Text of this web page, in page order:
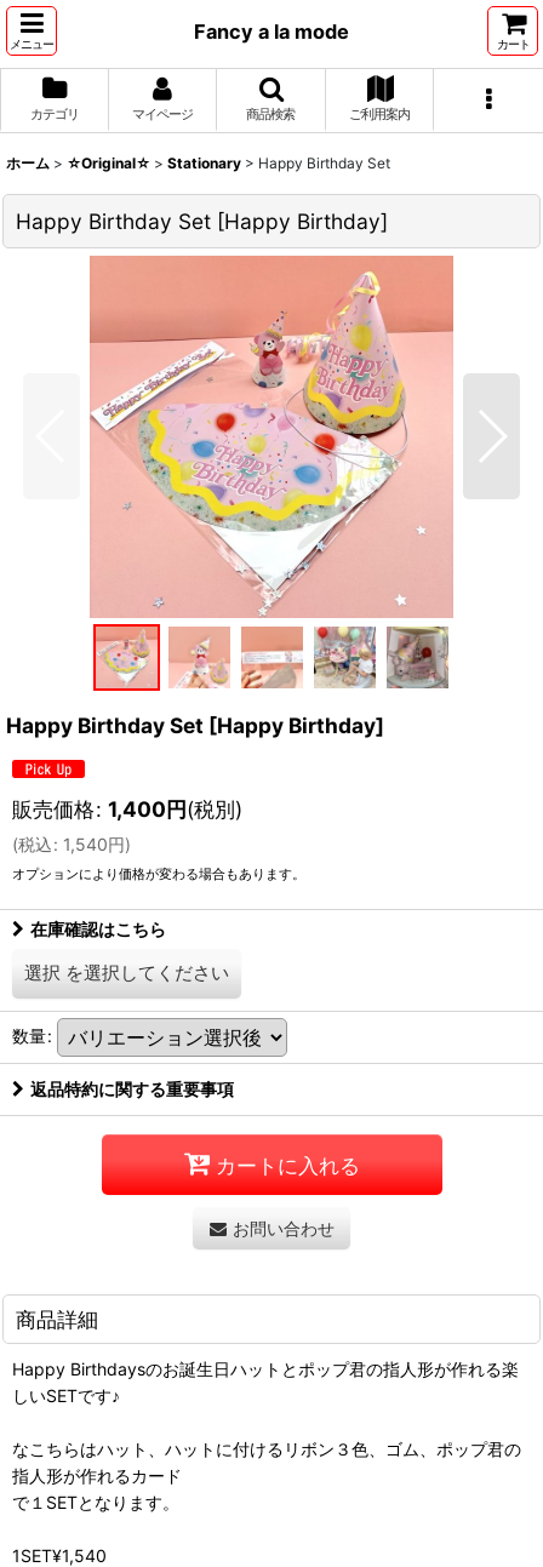
メニュー
Fancy a la mode
カート
カテゴリ マイページ 商品検索 ご利用案内
ホーム > ☆Original☆ > Stationary > Happy Birthday Set
Happy Birthday Set [Happy Birthday]
Happy Birthday Set [Happy Birthday]
販売価格: 1,400円(税別)
(税込: 1,540円)
オプションにより価格が変わる場合もあります。
在庫確認はこちら
選択 を選択してください
数量:
返品特約に関する重要事項
カートに入れる
お問い合わせ
商品詳細
Happy Birthdaysのお誕生日ハットとポップ君の指人形が作れる楽
しいSETです♪
なこちらはハット、ハットに付けるリボン３色、ゴム、ポップ君の
指人形が作れるカード
で１SETとなります。
1SET¥1,540